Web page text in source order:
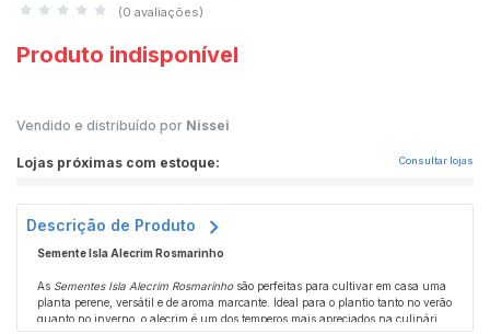
(0 avaliações)
Produto indisponível
Vendido e distribuído por Nissei
Lojas próximas com estoque: Consultar lojas
Descrição de Produto
Semente Isla Alecrim Rosmarinho
As Sementes Isla Alecrim Rosmarinhosão perfeitas para cultivar em casa uma
planta perene, versátil e de aroma marcante. Ideal para o plantio tanto no verão
quanto no inverno, o alecrim é um dos temperos mais apreciados na culinária,